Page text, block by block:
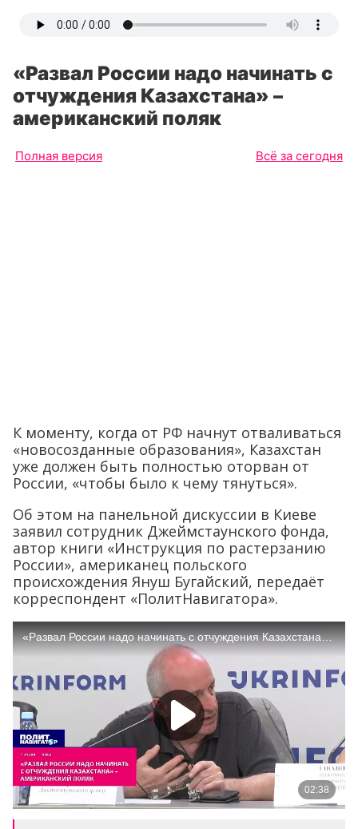
«Развал России надо начинать с
отчуждения Казахстана» –
американский поляк
Полная версия Всё за сегодня
К моменту, когда от РФ начнут отваливаться
«новосозданные образования», Казахстан
уже должен быть полностью оторван от
России, «чтобы было к чему тянуться».
Об этом на панельной дискуссии в Киеве
заявил сотрудник Джеймстаунского фонда,
автор книги «Инструкция по растерзанию
России», американец польского
происхождения Януш Бугайский, передаёт
корреспондент «ПолитНавигатора».